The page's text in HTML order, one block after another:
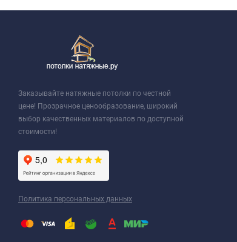
Заказывайте натяжные потолки по честной
цене! Прозрачное ценообразование, широкий
выбор качественных материалов по доступной
стоимости!
Политика персональных данных